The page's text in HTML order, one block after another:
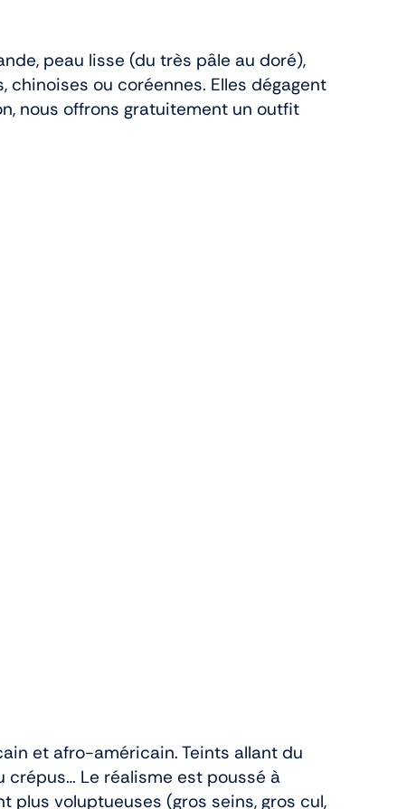
peau lisse (du très pâle au doré),
ou coréennes. Elles dégagent
nous offrons gratuitement un outfit
et afro-américain. Teints allant du
crépus… Le réalisme est poussé à
plus voluptueuses (gros seins, gros cul,